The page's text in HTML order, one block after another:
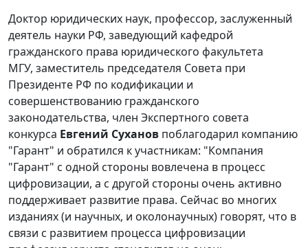
Доктор юридических наук, профессор, заслуженный
деятель науки РФ, заведующий кафедрой
гражданского права юридического факультета
МГУ, заместитель председателя Совета при
Президенте РФ по кодификации и
совершенствованию гражданского
законодательства, член Экспертного совета
конкурса Евгений Суханов поблагодарил компанию
"Гарант" и обратился к участникам: "Компания
"Гарант" с одной стороны вовлечена в процесс
цифровизации, а с другой стороны очень активно
поддерживает развитие права. Сейчас во многих
изданиях (и научных, и околонаучных) говорят, что в
связи с развитием процесса цифровизации